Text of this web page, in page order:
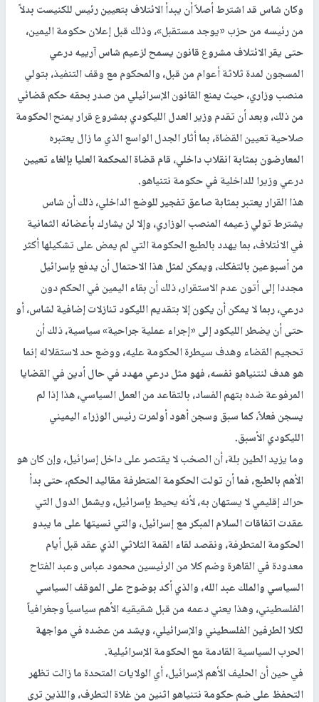
وكان شاس قد اشترط أصلاً أن يبدأ الائتلاف بتعيين رئيس للكنيست بدلاً
من رئيسه من حزب «يوجد مستقبل»، وذلك قبل إعلان حكومة اليمين،
حتى يقر الائتلاف مشروع قانون يسمح لزعيم شاس آرييه درعي
المسجون لمدة ثلاثة أعوام من قبل، والمحكوم مع وقف التنفيذ، بتولي
منصب وزاري، حيث يمنع القانون الإسرائيلي من صدر بحقه حكم قضائي
من ذلك، وبعد أن تقدم وزير العدل الليكودي بمشروع قرار يمنح الحكومة
صلاحية تعيين القضاة، بما أثار الجدل الواسع الذي ما زال يعتبره
المعارضون بمثابة انقلاب داخلي، قام قضاة المحكمة العليا بإلغاء تعيين
درعي وزيرا للداخلية في حكومة نتنياهو.
هذا القرار يعتبر بمثابة صاعق تفجير للوضع الداخلي، ذلك أن شاس
يشترط تولي زعيمه المنصب الوزاري، وإلا لن يشارك بأعضائه الثمانية
في الائتلاف، بما يهدد بالطبع الحكومة التي لم يمض على تشكيلها أكثر
من أسبوعين بالتفكك، ويمكن لمثل هذا الاحتمال أن يدفع بإسرائيل
مجددا إلى أتون عدم الاستقرار، ذلك أن بقاء اليمين في الحكم دون
درعي، ربما لا يمكن أن يكون إلا بتقديم الليكود تنازلات إضافية لشاس، أو
حتى أن يضطر الليكود إلى «إجراء عملية جراحية» سياسية، ذلك أن
تحجيم القضاء وهدف سيطرة الحكومة عليه، ووضع حد لاستقلاله إنما
هو هدف لنتنياهو نفسه، فهو مثل درعي مهدد في حال أدين في القضايا
المرفوعة ضده بتهم الفساد، بالتقاعد من العمل السياسي، هذا إذا لم
يسجن فعلاً، كما سبق وسجن أهود أولمرت رئيس الوزراء اليميني
الليكودي الأسبق.
وما يزيد الطين بلة، أن الصخب لا يقتصر على داخل إسرائيل، وإن كان هو
الأهم بالطبع، فما أن تولت الحكومة المتطرفة مقاليد الحكم، حتى بدأ
حراك إقليمي لا يستهان به، لأنه يحيط بإسرائيل، ويشمل الدول التي
عقدت اتفاقات السلام المبكر مع إسرائيل، والتي نسيتها على ما يبدو
الحكومة المتطرفة، ونقصد لقاء القمة الثلاثي الذي عقد قبل أيام
معدودة في القاهرة وضم كلا من الرئيسين محمود عباس وعبد الفتاح
السياسي والملك عبد الله، والذي أكد بوضوح على الموقف السياسي
الفلسطيني، وهذا يعني دعمه من قبل شقيقيه الأهم سياسياً وجغرافياً
لكلا الطرفين الفلسطيني والإسرائيلي، ويشد من عضده في مواجهة
الحرب السياسية القادمة مع الحكومة الإسرائيلية.
في حين أن الحليف الأهم لإسرائيل، أي الولايات المتحدة ما زالت تظهر
التحفظ على ضم حكومة نتنياهو اثنين من غلاة التطرف، واللذين ترى